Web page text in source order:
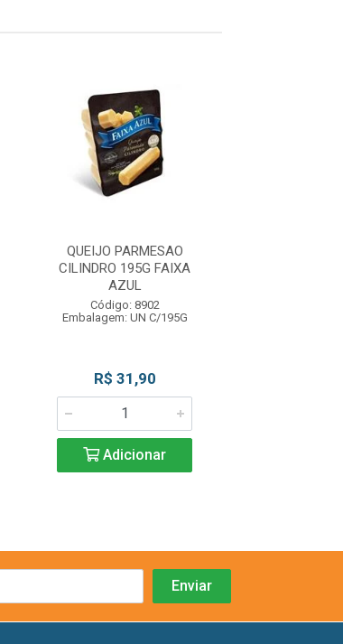
QUEIJO PARMESAO
CILINDRO 195G FAIXA
AZUL
Código: 8902
Embalagem: UN C/195G
R$ 31,90
Adicionar